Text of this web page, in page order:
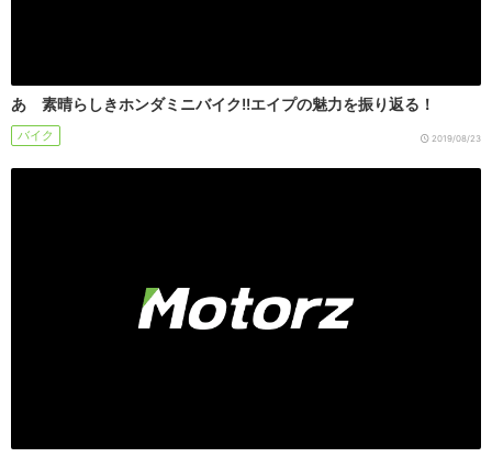
あゝ素晴らしきホンダミニバイク!!エイプの魅力を振り返る！
バイク 2019/08/23